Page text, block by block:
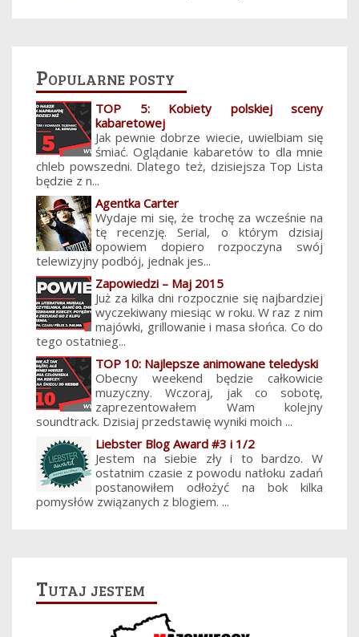
Popularne posty
TOP 5: Kobiety polskiej sceny
kabaretowej
Jak pewnie dobrze wiecie, uwielbiam się
śmiać. Oglądanie kabaretów to dla mnie
chleb powszedni. Dlatego też, dzisiejsza Top Lista
będzie z n...
Agentka Carter
Wydaje mi się, że trochę za wcześnie na
tę recenzję. Serial, o którym dzisiaj
opowiem dopiero rozpoczyna swój
telewizyjny podbój, jednak jes...
Zapowiedzi – Maj 2015
Już za kilka dni rozpocznie się najbardziej
wyczekiwany miesiąc w roku. W raz z nim
majówki, grillowanie i masa słońca. Co do
tego ostatnieg...
TOP 10: Najlepsze animowane teledyski
Obecny weekend będzie całkowicie
muzyczny. Wczoraj, jak co sobotę,
zaprezentowałem Wam kolejny
soundtrack. Dzisiaj przedstawię wyniki moich ...
Liebster Blog Award #3 i 1/2
Jestem na siebie zły i to bardzo. W
ostatnim czasie z powodu natłoku zadań
postanowiłem odłożyć na bok kilka
pomysłów związanych z blogiem. ...
Tutaj jestem